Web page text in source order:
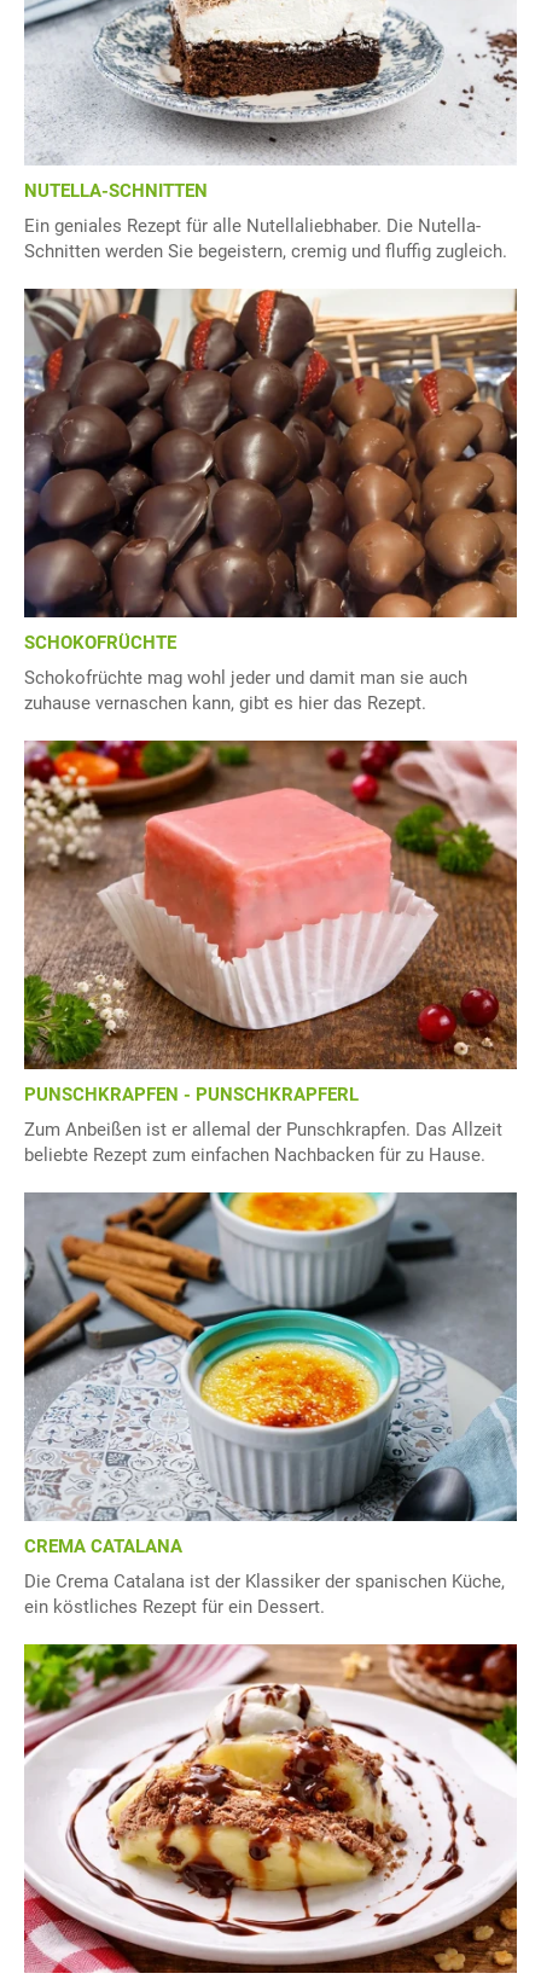
NUTELLA-SCHNITTEN
Ein geniales Rezept für alle Nutellaliebhaber. Die Nutella-
Schnitten werden Sie begeistern, cremig und fluffig zugleich.
SCHOKOFRÜCHTE
Schokofrüchte mag wohl jeder und damit man sie auch
zuhause vernaschen kann, gibt es hier das Rezept.
PUNSCHKRAPFEN - PUNSCHKRAPFERL
Zum Anbeißen ist er allemal der Punschkrapfen. Das Allzeit
beliebte Rezept zum einfachen Nachbacken für zu Hause.
CREMA CATALANA
Die Crema Catalana ist der Klassiker der spanischen Küche,
ein köstliches Rezept für ein Dessert.